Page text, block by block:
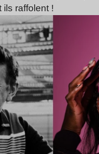
raffolent !